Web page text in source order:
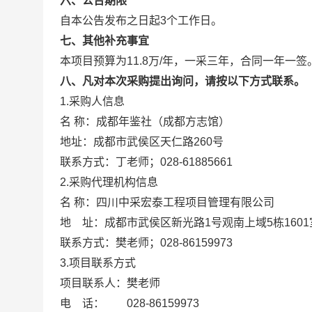
自本公告发布之日起3个工作日。
七、其他补充事宜
本项目预算为11.8万/年，一采三年，合同一年一签。
八、凡对本次采购提出询问，请按以下方式联系。
1.采购人信息
名 称：成都年鉴社（成都方志馆）
地址：成都市武侯区天仁路260号
联系方式：丁老师；028-61885661
2.采购代理机构信息
名 称：四川中采宏泰工程项目
地 址：成都市武侯区新光路1号
联系方式：樊老师；028-
3.项目联系方式
项目联系人：樊老师
电 话： 028-86159973